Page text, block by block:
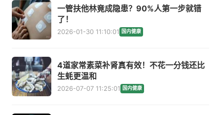
一管扶他林竟成隐患？90%人第一步就错
了！
2026-01-30 11:10:01 国内健康
4道家常素菜补肾真有效！不花一分钱还比
生蚝更温和
2026-07-07 11:25:01 国内健康